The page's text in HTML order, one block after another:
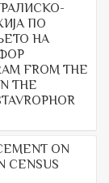
ПО
НА
FROM THE
THE
ON
CENSUS